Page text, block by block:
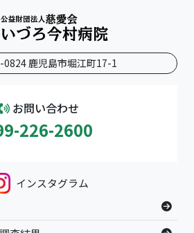
0824 鹿児島市堀江町17-1
お問い合わせ
226-2600
インスタグラム